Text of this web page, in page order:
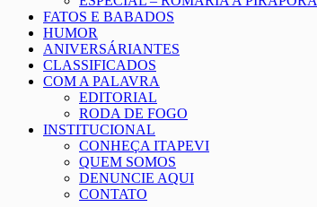
FATOS E BABADOS
HUMOR
ANIVERSÁRIANTES
CLASSIFICADOS
COM A PALAVRA
EDITORIAL
RODA DE FOGO
INSTITUCIONAL
CONHEÇA ITAPEVI
QUEM SOMOS
DENUNCIE AQUI
CONTATO